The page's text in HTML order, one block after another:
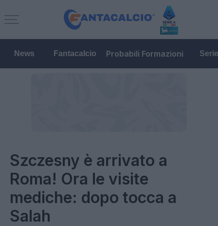
News Fantacalcio Probabili Formazioni
Szczesny è arrivato a
Roma! Ora le visite
mediche: dopo tocca a
Salah